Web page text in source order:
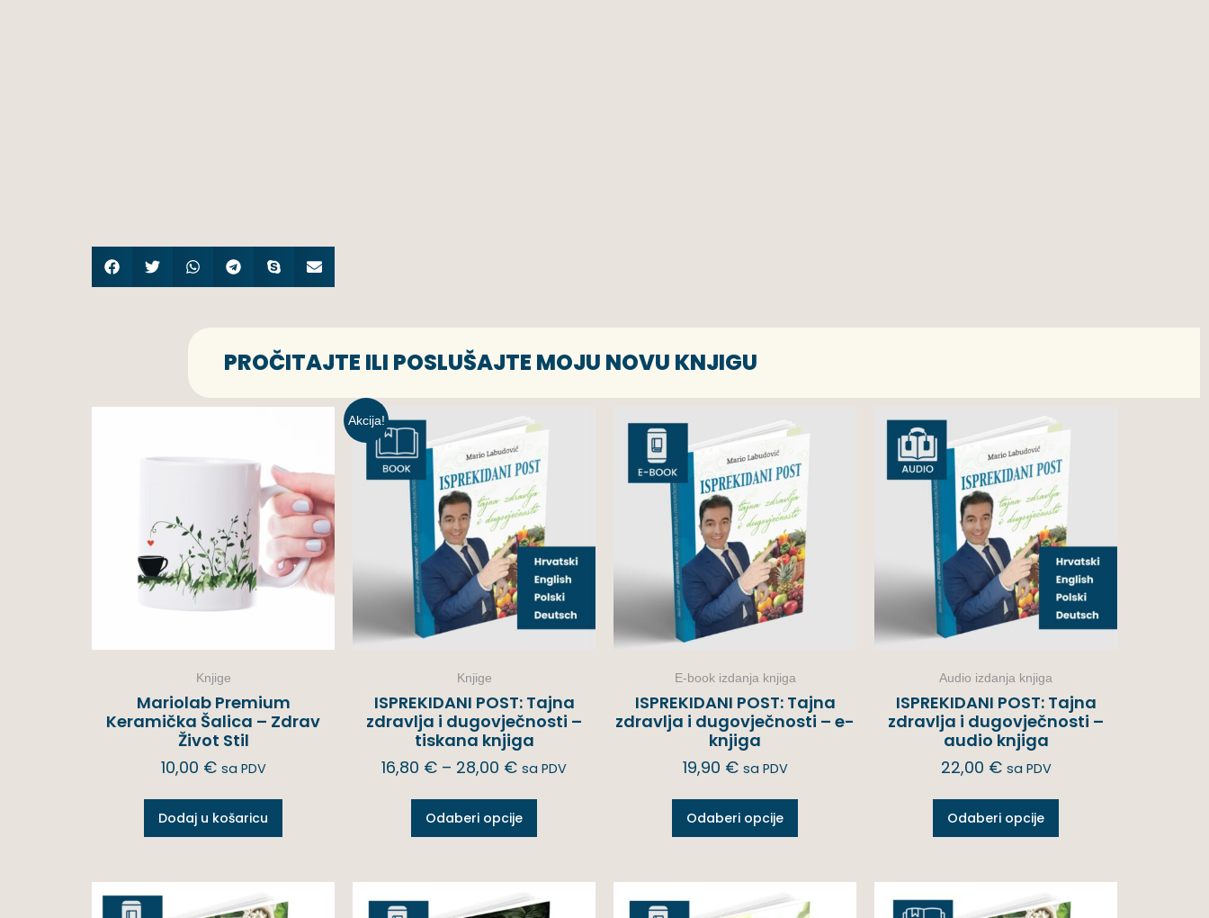
PROČITAJTE ILI POSLUŠAJTE MOJU NOVU KNJIGU
Knjige
Mariolab Premium
Keramička Šalica – Zdrav
Život Stil
10,00 € sa PDV
Dodaj u košaricu
Akcija!
Knjige
ISPREKIDANI POST: Tajna
zdravlja i dugovječnosti –
tiskana knjiga
16,80 € – 28,00 € sa PDV
Odaberi opcije
E-book izdanja knjiga
ISPREKIDANI POST: Tajna
zdravlja i dugovječnosti – e-
knjiga
19,90 € sa PDV
Odaberi opcije
Audio izdanja knjiga
ISPREKIDANI POST: Tajna
zdravlja i dugovječnosti –
audio knjiga
22,00 € sa PDV
Odaberi opcije